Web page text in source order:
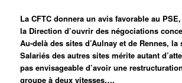
La CFTC donnera un avis favorable au
la Direction d’ouvrir des négociations
Au-delà des sites d’Aulnay et de Rennes,
Salariés des autres sites mérite autant
pas envisageable d’avoir une
groupe à deux vitesses….